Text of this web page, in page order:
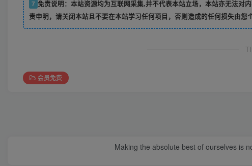
7 免责说明：本站资源均为互联网采集,并不代表本站立场，本站亦无法对
责申明，请关闭本站且不要在本站学习任何项目，否则造成的任何损失由您
会员免费
Making the absolute best of ourselves is